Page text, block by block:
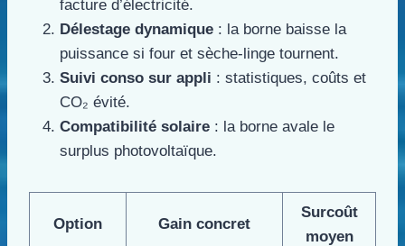
facture d’électricité.
Délestage dynamique : la borne baisse la
puissance si four et sèche-linge tournent.
Suivi conso sur appli : statistiques, coûts et
CO₂ évité.
Compatibilité solaire : la borne avale le
surplus photovoltaïque.
Option Gain concret
Surcoût
moyen